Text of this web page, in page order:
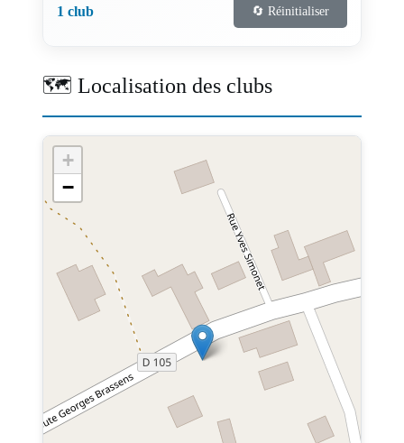
1 club 🔄 Réinitialiser
🗺️ Localisation des clubs
+
−